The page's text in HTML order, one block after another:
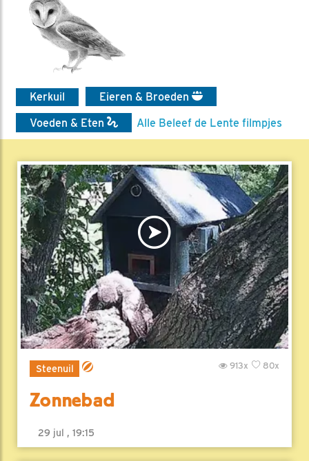
Kerkuil
Eieren & Broeden
Voeden & Eten
Alle Beleef de Lente filmpjes
Steenuil 80x
913x
Zonnebad
29 jul , 19:15